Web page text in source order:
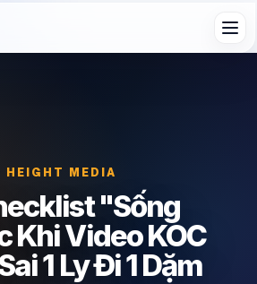
HEIGHT MEDIA
"Sống
Khi Video KOC
1 Ly Đi 1 Dặm